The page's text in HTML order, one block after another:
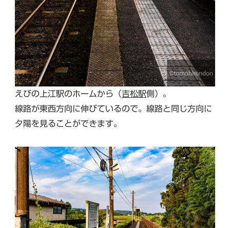
えびの上江駅のホームから（吉松駅側）。
線路が東西方向に伸びているので。線路と同じ方向に
夕陽を見ることができます。